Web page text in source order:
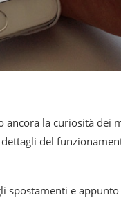
ancora la curiosità dei
del
spostamenti e